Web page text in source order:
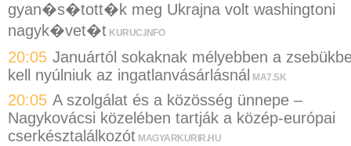
gyan�s�tott�k meg Ukrajna volt washingtoni
nagyk�vet�t KURUC.INFO
20:05 Januártól sokaknak mélyebben a
kell nyúlniuk az ingatlanvásárlásnál MA7.SK
20:05 A szolgálat és a közösség ünnepe –
Nagykovácsi közelében tartják a közép-európai
cserkésztalálkozót MAGYARKURIR.HU